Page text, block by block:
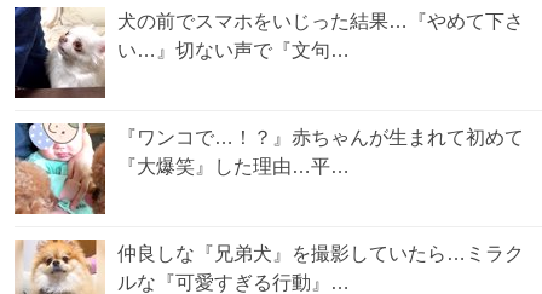
犬の前でスマホをいじった結果…『やめて下さ
い…』切ない声で『文句…
『ワンコで…！？』赤ちゃんが生まれて初めて
『大爆笑』した理由…平…
仲良しな『兄弟犬』を撮影していたら…ミラク
ルな『可愛すぎる行動』…